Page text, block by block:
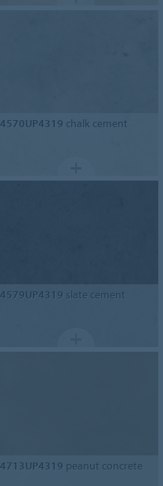
4570UP4319 chalk cement
4579UP4319 slate cement
4713UP4319 peanut concrete